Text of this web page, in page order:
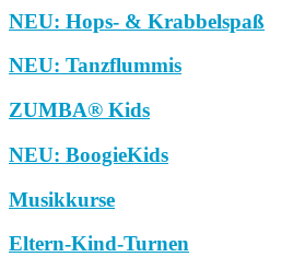
NEU: Hops- & Krabbelspaß
NEU: Tanzflummis
ZUMBA® Kids
NEU: BoogieKids
Musikkurse
Eltern-Kind-Turnen